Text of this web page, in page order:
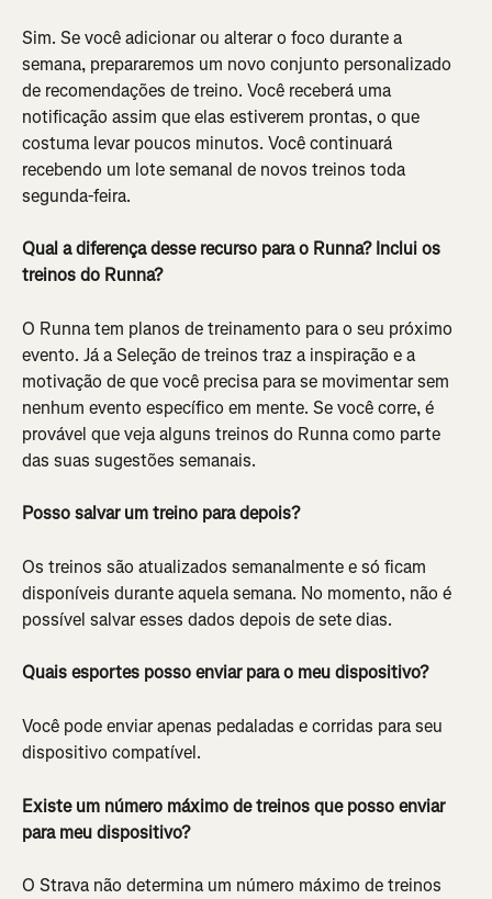
Sim. Se você adicionar ou alterar o foco durante a
semana, prepararemos um novo conjunto personalizado
de recomendações de treino. Você receberá uma
notificação assim que elas estiverem prontas, o que
costuma levar poucos minutos. Você continuará
recebendo um lote semanal de novos treinos toda
segunda-feira.
Qual a diferença desse recurso para o Runna? Inclui os
treinos do Runna?
O Runna tem planos de treinamento para o seu próximo
evento. Já a Seleção de treinos traz a inspiração e a
motivação de que você precisa para se movimentar sem
nenhum evento específico em mente. Se você corre, é
provável que veja alguns treinos do Runna como parte
das suas sugestões semanais.
Posso salvar um treino para depois?
Os treinos são atualizados semanalmente e só ficam
disponíveis durante aquela semana. No momento, não é
possível salvar esses dados depois de sete dias.
Quais esportes posso enviar para o meu dispositivo?
Você pode enviar apenas pedaladas e corridas para seu
dispositivo compatível.
Existe um número máximo de treinos que posso enviar
para meu dispositivo?
O Strava não determina um número máximo de treinos